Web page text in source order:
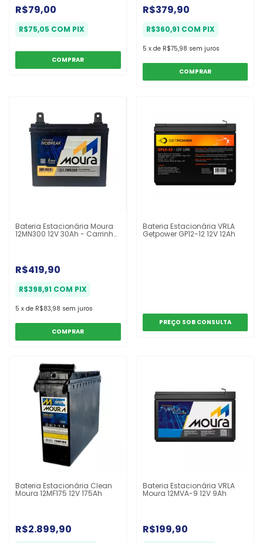
R$79,00
R$75,05 COM PIX
R$379,90
R$360,91 COM PIX
5 x de R$75,98 sem juros
COMPRAR
Bateria Estacionária Moura
12MN300 12V 30Ah - Carrinho
R$419,90
R$398,91 COM PIX
5 x de R$83,98 sem juros
COMPRAR
Bateria Estacionária VRLA
Getpower GP12-12 12V 12Ah
Bateria Estacionária Clean
Moura 12MF175 12V 175Ah
R$2.899,90
Bateria Estacionária VRLA
Moura 12MVA-9 12V 9Ah
R$199,90